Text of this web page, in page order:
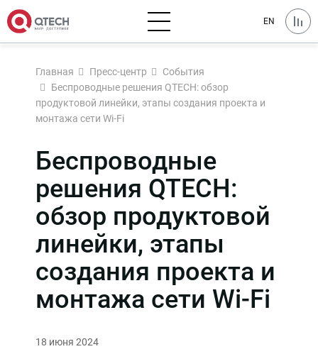
EN
Главная Пресс-центр
События
Беспроводные решения QTECH: обзор
продуктовой линейки, этапы создания проекта и
монтажа сети Wi-Fi
Беспроводные
решения QTECH:
обзор продуктовой
линейки, этапы
создания проекта и
монтажа сети Wi-Fi
18 июня 2024